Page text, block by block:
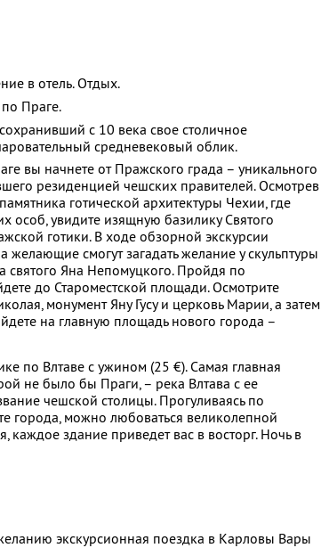
в отель. Отдых.
Праге.
с 10 века свое столичное
средневековый облик.
вы начнете от Пражского града – уникального
резиденцией чешских правителей. Осмотрев
готической архитектуры Чехии, где
особ, увидите изящную базилику Святого
готики. В ходе обзорной экскурсии
желающие смогут загадать желание у скульптуры
святого Яна Непомуцкого. Пройдя по
до Староместской площади. Осмотрите
монумент Яну Гусу и церковь Марии, а затем
на главную площадь нового города –
по Влтаве с ужином (25 €). Самая главная
не было бы Праги, – река Влтава с ее
чешской столицы. Прогуливаясь по
города, можно любоваться великолепной
каждое здание приведет вас в восторг. Ночь в
экскурсионная поездка в Карловы Вары